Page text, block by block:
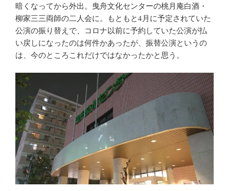
暗くなってから外出。曳舟文化センターの桃月庵白酒・
柳家三三両師の二人会に。もともと4月に予定されていた
公演の振り替えで、コロナ以前に予約していた公演が払
い戻しになったのは何件かあったが、振替公演というの
は、今のところこれだけではなかったかと思う。